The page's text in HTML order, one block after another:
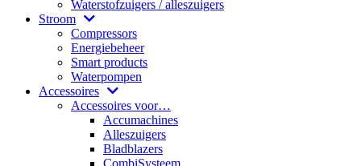
Waterstofzuigers / alleszuigers
Stroom
Compressors
Energiebeheer
Smart products
Waterpompen
Accessoires
Accessoires voor…
Accumachines
Alleszuigers
Bladblazers
CombiSysteem